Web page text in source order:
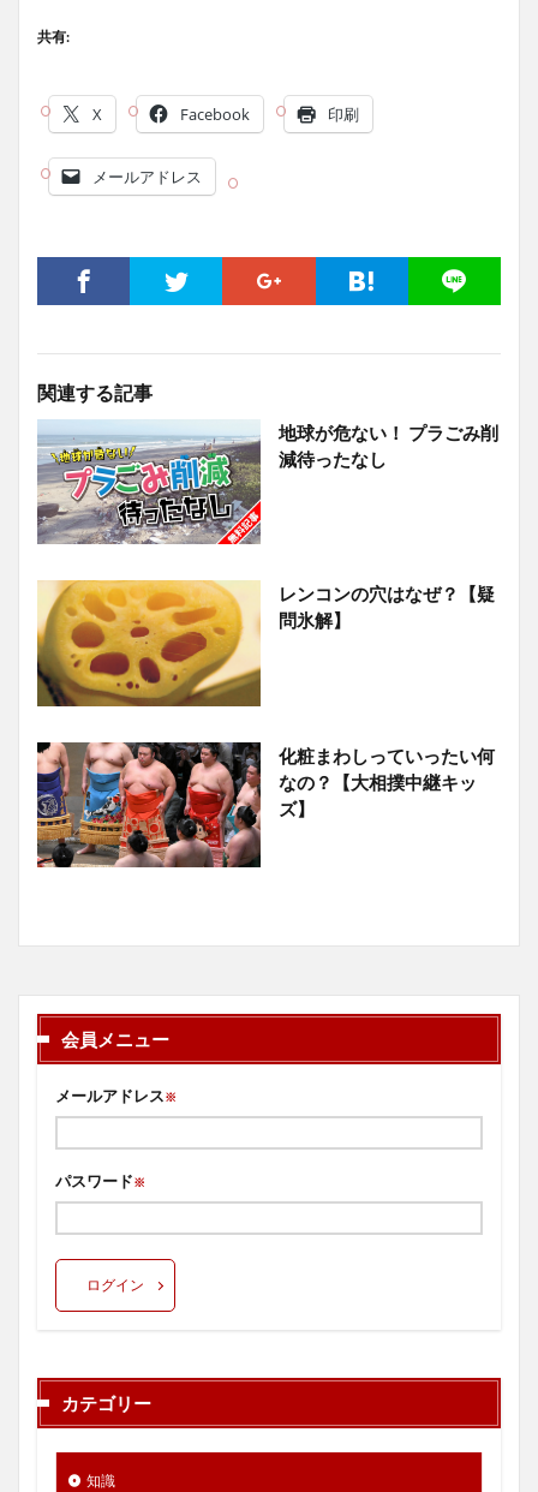
共有:
X Facebook 印刷
メールアドレス
関連する記事
地球が危ない！ プラごみ削
減待ったなし
レンコンの穴はなぜ？【疑
問氷解】
化粧まわしっていったい何
なの？【大相撲中継キッ
ズ】
会員メニュー
メールアドレス※
パスワード※
ログイン
カテゴリー
知識